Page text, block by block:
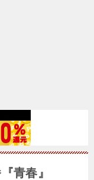
青春』